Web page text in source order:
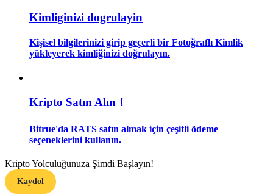
Rehber
Vadeli İşlemler Başlangıç Kılavuzu
Ticaret stratejileri
Nasıl kârlı kalabileceğinizi öğrenin
Kimliginizi dogrulayin
Kişisel bilgilerinizi girip geçerli bir Fotoğraflı Kimlik
yükleyerek kimliğinizi doğrulayın.
Kripto Satın Alın！
Bitrue'da RATS satın almak için çeşitli ödeme
seçeneklerini kullanın.
Kripto Yolculuğunuza Şimdi Başlayın!
Kaydol